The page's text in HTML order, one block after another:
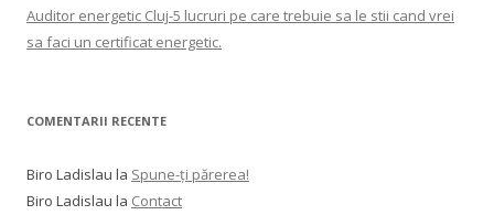
Auditor energetic Cluj-5 lucruri pe care trebuie sa le stii cand vrei
sa faci un certificat energetic.
COMENTARII RECENTE
Biro Ladislau la Spune-ţi părerea!
Biro Ladislau la Contact